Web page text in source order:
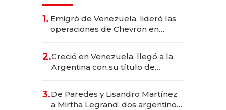
1. Emigró de Venezuela, lideró las
operaciones de Chevron en
2.Creció en Venezuela, llegó a la
Argentina con su título de
las marcas "fast premium"
3.De Paredes y Lisandro Martínez
a Mirtha Legrand: dos argentinos